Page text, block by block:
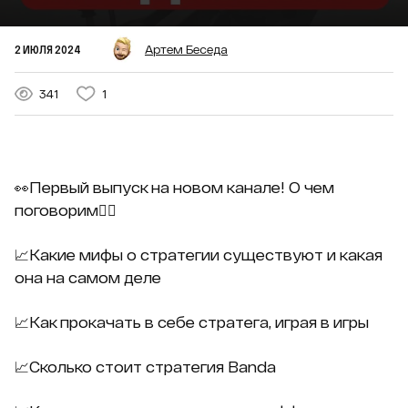
2 ИЮЛЯ 2024 Артем Беседа
341 1
👀Первый выпуск на новом канале! О чем
поговорим👇🏻
📈Какие мифы о стратегии существуют и какая
она на самом деле
📈Как прокачать в себе стратега, играя в игры
📈Сколько стоит стратегия Banda